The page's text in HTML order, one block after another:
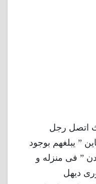
اتصل رجل
” يبلغهم بوجود
” فى منزله و
ديهل